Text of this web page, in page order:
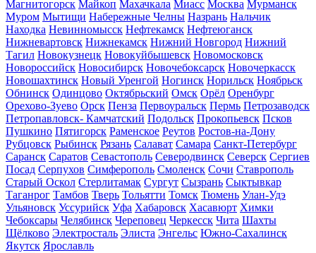
Магнитогорск Майкоп Махачкала Миасс Москва Мурманск
Муром Мытищи Набережные Челны Назрань Нальчик
Находка Невинномысск Нефтекамск Нефтеюганск
Нижневартовск Нижнекамск Нижний Новгород Нижний
Тагил Новокузнецк Новокуйбышевск Новомосковск
Новороссийск Новосибирск Новочебоксарск Новочеркасск
Новошахтинск Новый Уренгой Ногинск Норильск Ноябрьск
Обнинск Одинцово Октябрьский Омск Орёл Оренбург
Орехово-Зуево Орск Пенза Первоуральск Пермь Петрозаводск
Петропавловск- Камчатский Подольск Прокопьевск Псков
Пушкино Пятигорск Раменское Реутов Ростов-на-Дону
Рубцовск Рыбинск Рязань Салават Самара Санкт-Петербург
Саранск Саратов Севастополь Северодвинск Северск Сергиев
Посад Серпухов Симферополь Смоленск Сочи Ставрополь
Старый Оскол Стерлитамак Сургут Сызрань Сыктывкар
Таганрог Тамбов Тверь Тольятти Томск Тюмень Улан-Удэ
Ульяновск Уссурийск Уфа Хабаровск Хасавюрт Химки
Чебоксары Челябинск Череповец Черкесск Чита Шахты
Щёлково Электросталь Элиста Энгельс Южно-Сахалинск
Якутск Ярославль